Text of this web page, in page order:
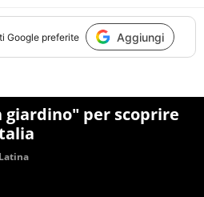
Google preferite Aggiungi
per scoprire